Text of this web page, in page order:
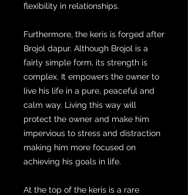
flexibility in relationships.
Furthermore, the keris is forged after
Brojol dapur. Although Brojol is a
fairly simple form, its strength is
complex. It empowers the owner to
live his life in a pure, peaceful and
calm way. Living this way will
protect the owner and make him
impervious to stress and distraction
making him more focused on
achieving his goals in life.
At the top of the keris is a rare